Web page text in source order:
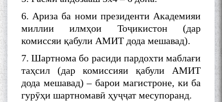
6. Ариза ба номи президенти Академияи
миллии илмҳои Тоҷикистон (дар
комиссяи қабули АМИТ дода мешавад).
7. Шартнома бо расиди пардохти маблағи
таҳсил (дар комиссияи қабули АМИТ
дода мешавад) – барои магистроне, ки ба
гурӯҳи шартномавӣ ҳуҷҷат месупоранд.
of the name of the Persian
Gulf
Сайри Дарвоз бо Мӯъмин
Қаноат: Чанор ҳам "гап"
мезанад